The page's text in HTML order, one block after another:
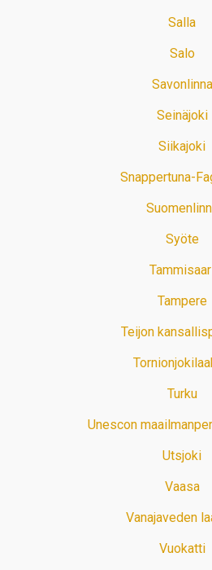
Salla
Salo
Savonlinna
Seinäjoki
Siikajoki
Snappertuna-
Syöte
Tampere
Teijon
Turku
Unescon
Utsjoki
Vaasa
Vanajaveden
Vuokatti